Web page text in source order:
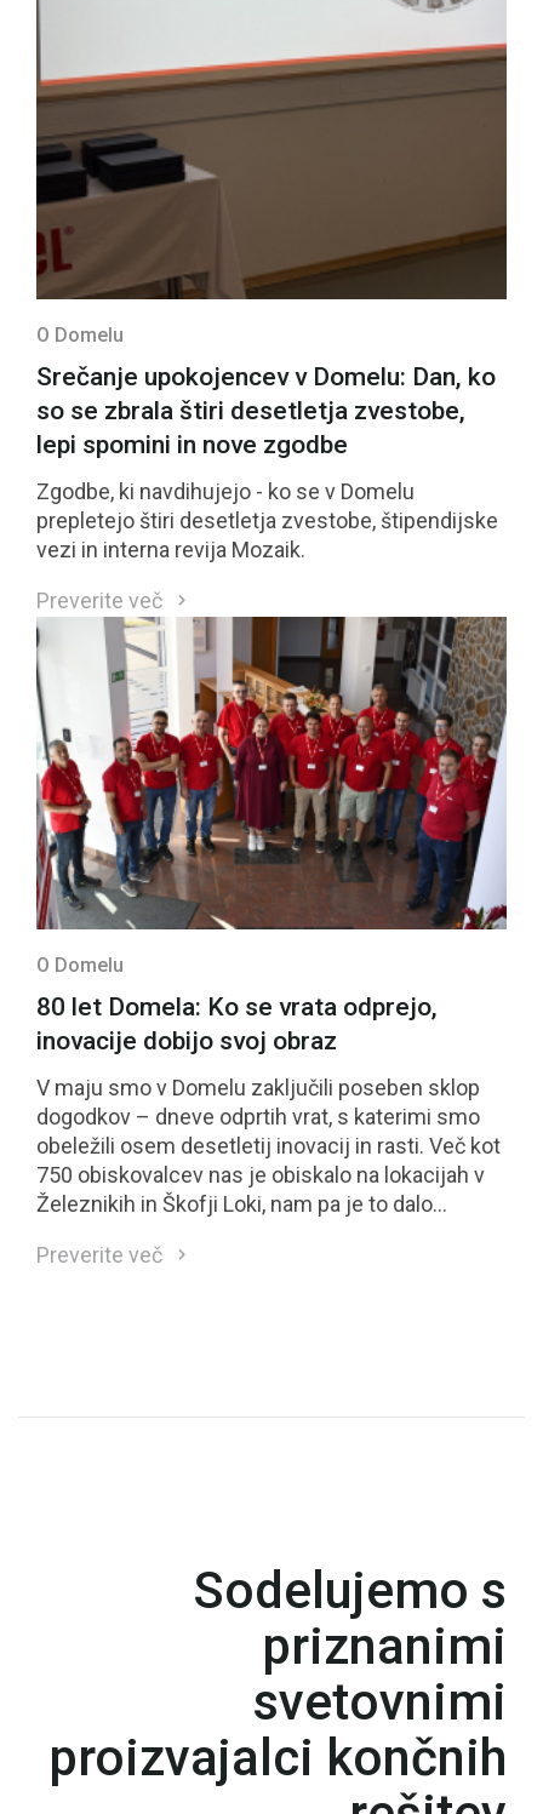
O Domelu
Srečanje upokojencev v Domelu: Dan, ko
so se zbrala štiri desetletja zvestobe,
lepi spomini in nove zgodbe
Zgodbe, ki navdihujejo - ko se v Domelu
prepletejo štiri desetletja zvestobe, štipendijske
vezi in interna revija Mozaik.
Preverite več
O Domelu
80 let Domela: Ko se vrata odprejo,
inovacije dobijo svoj obraz
V maju smo v Domelu zaključili poseben sklop
dogodkov – dneve odprtih vrat, s katerimi smo
obeležili osem desetletij inovacij in rasti. Več kot
750 obiskovalcev nas je obiskalo na lokacijah v
Železnikih in Škofji Loki, nam pa je to dalo
ponosni: naše zaposlene in naše znanje.
Preverite več
Sodelujemo s
priznanimi
svetovnimi
proizvajalci končnih